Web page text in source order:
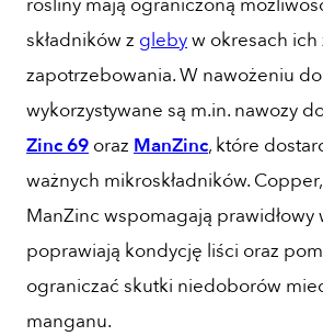
rośliny mają ograniczoną
składników z glebyw okresach
zapotrzebowania. W nawożeniu
wykorzystywane są m.in. nawozy
Zinc 69 oraz ManZinc, które
ważnych mikroskładników.
ManZinc wspomagają prawidłowy
poprawiają kondycję liści oraz
ograniczać skutki niedoborów
manganu.